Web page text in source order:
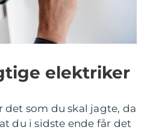
elektriker
det som du skal jagte, da
du i sidste ende får det